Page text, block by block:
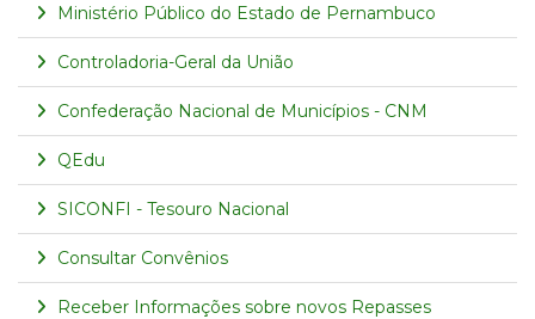
Ministério Público do Estado de Pernambuco
Controladoria-Geral da União
Confederação Nacional de Municípios - CNM
QEdu
SICONFI - Tesouro Nacional
Consultar Convênios
Receber Informações sobre novos Repasses